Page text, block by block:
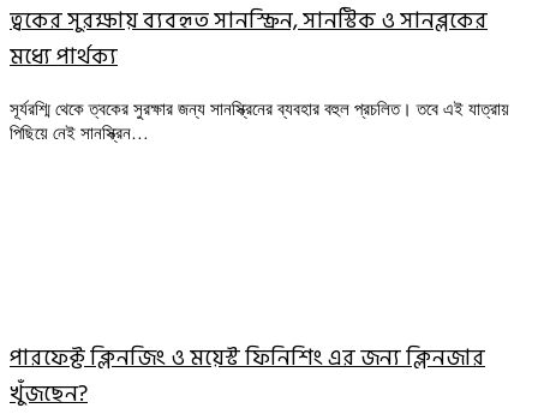
ত্বকের সুরক্ষায় ব্যবহৃত সানস্ক্রিন, সানস্টিক ও সানব্লকের
মধ্যে পার্থক্য
সূর্যরশ্মি থেকে ত্বকের সুরক্ষার জন্য সানস্ক্রিনের ব্যবহার বহুল প্রচলিত। তবে এই যাত্রায়
পিছিয়ে নেই সানস্ক্রিন…
পারফেক্ট ক্লিনজিং ও ময়েস্ট ফিনিশিং এর জন্য ক্লিনজার
খুঁজছেন?